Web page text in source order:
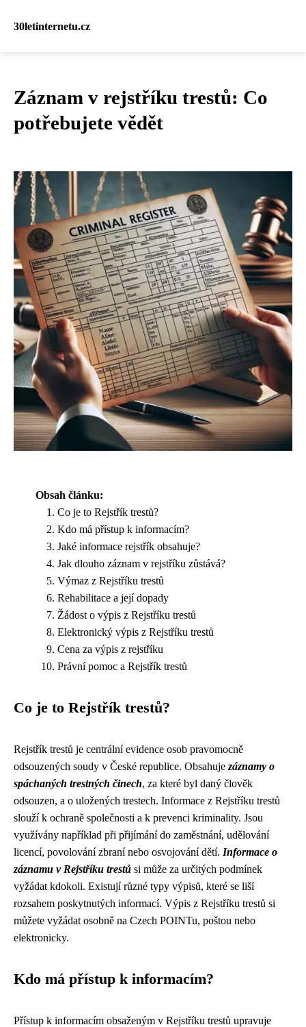
30letinternetu.cz
Záznam v rejstříku trestů: Co
potřebujete vědět
Obsah článku:
Co je to Rejstřík trestů?
Kdo má přístup k informacím?
Jaké informace rejstřík obsahuje?
Jak dlouho záznam v rejstříku zůstává?
Výmaz z Rejstříku trestů
Rehabilitace a její dopady
Žádost o výpis z Rejstříku trestů
Elektronický výpis z Rejstříku trestů
Cena za výpis z rejstříku
Právní pomoc a Rejstřík trestů
Co je to Rejstřík trestů?
Rejstřík trestů je centrální evidence osob pravomocně
odsouzených soudy v České republice. Obsahuje záznamy o
spáchaných trestných činech, za které byl daný člověk
odsouzen, a o uložených trestech. Informace z Rejstříku trestů
slouží k ochraně společnosti a k prevenci kriminality. Jsou
využívány například při přijímání do zaměstnání, udělování
licencí, povolování zbraní nebo osvojování dětí. Informace o
záznamu v Rejstříku trestů si může za určitých podmínek
vyžádat kdokoli. Existují různé typy výpisů, které se liší
rozsahem poskytnutých informací. Výpis z Rejstříku trestů si
můžete vyžádat osobně na Czech POINTu, poštou nebo
elektronicky.
Kdo má přístup k informacím?
Přístup k informacím obsaženým v Rejstříku trestů upravuje